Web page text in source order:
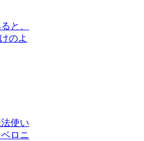
と、
のよ
使い
ロニ